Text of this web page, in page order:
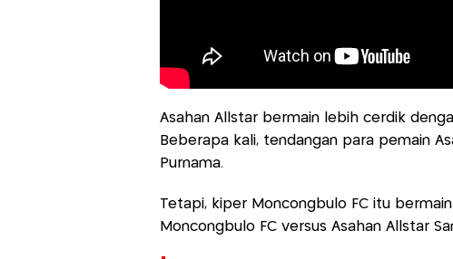
Asahan Allstar bermain lebih cerdik
Beberapa kali, tendangan para pemain
Purnama.
Tetapi, kiper Moncongbulo FC itu
Moncongbulo FC versus Asahan Allstar